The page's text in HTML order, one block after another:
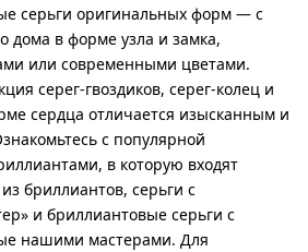
серьги оригинальных форм — с
дома в форме узла и замка,
или современными цветами.
серег-гвоздиков, серег-колец и
сердца отличается изысканным и
с популярной
в которую входят
бриллиантов, серьги с
и бриллиантовые серьги с
нашими мастерами. Для